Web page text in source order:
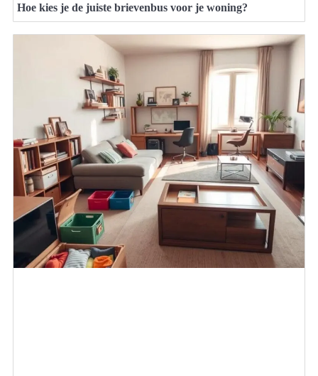
Hoe kies je de juiste brievenbus voor je woning?